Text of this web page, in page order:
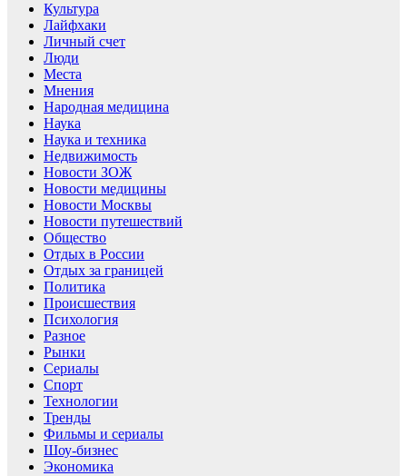
Культура
Лайфхаки
Личный счет
Люди
Места
Мнения
Народная медицина
Наука
Наука и техника
Недвижимость
Новости ЗОЖ
Новости медицины
Новости Москвы
Новости путешествий
Общество
Отдых в России
Отдых за границей
Политика
Происшествия
Психология
Разное
Рынки
Сериалы
Спорт
Технологии
Тренды
Фильмы и сериалы
Шоу-бизнес
Экономика